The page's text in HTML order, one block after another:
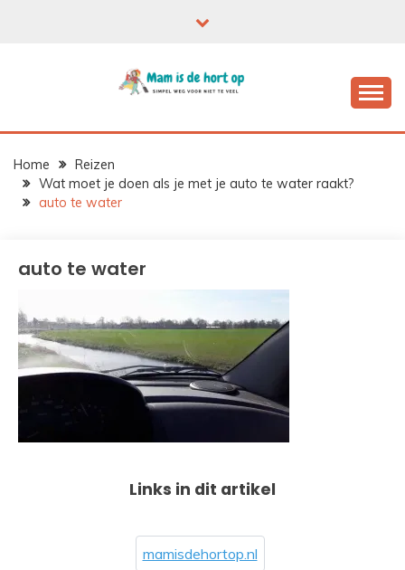
Home
Reizen
Wat moet je doen als je met je auto te water raakt?
auto te water
auto te water
Links in dit artikel
mamisdehortop.nl